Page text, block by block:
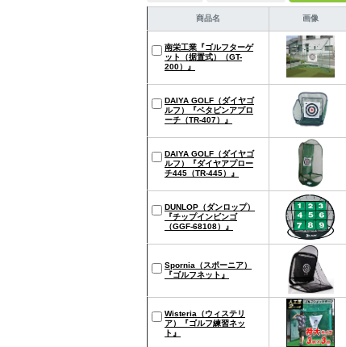
商品名 画像
南栄工業『ゴルフターゲ
ット（据置式）（GT-
200）』
DAIYA GOLF（ダイヤゴ
ルフ）『ベタピンアプロ
ーチ（TR-407）』
DAIYA GOLF（ダイヤゴ
ルフ）『ダイヤアプロー
チ445（TR-445）』
DUNLOP（ダンロップ）
『チップインビンゴ
（GGF-68108）』
Spornia（スポーニア）
『ゴルフネット』
Wisteria（ウィステリ
ア）『ゴルフ練習ネッ
ト』